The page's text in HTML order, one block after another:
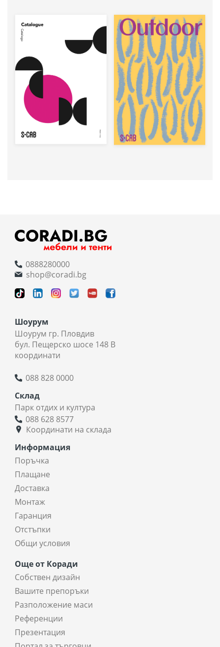
0888280000
shop@coradi.bg
Шоурум
Шоурум гр. Пловдив
бул. Пещерско шосе 148 В
координати
088 828 0000
Склад
Парк отдих и култура
088 628 8577
Координати на склада
Информация
Поръчка
Плащане
Доставка
Монтаж
Гаранция
Отстъпки
Общи условия
Още от Коради
Собствен дизайн
Вашите препоръки
Разположение маси
Референции
Презентация